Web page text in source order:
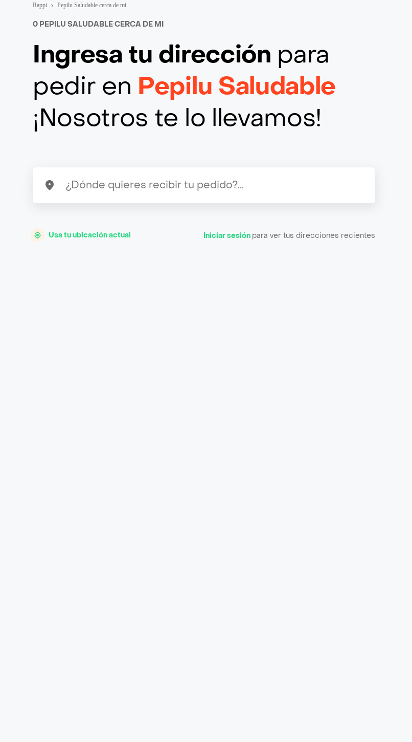
Rappi Pepilu Saludable cerca de mi
0 PEPILU SALUDABLE CERCA DE MI
Ingresa tu dirección para
pedir en Pepilu Saludable
¡Nosotros te lo llevamos!
Usa tu ubicación actual Iniciar sesión para ver tus direcciones recientes